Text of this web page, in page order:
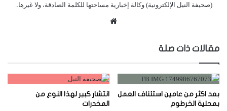
(صحيفة النيل الإلكترونية) وكالة إخبارية مساحتها للكلمة الصادقة، ولا غيرها..
مقالات ذات صلة
بعد اكثر من عامين استئناف العمل
بمحلية الخرطوم
انتشار كبير لهذا النوع من
المخدرات